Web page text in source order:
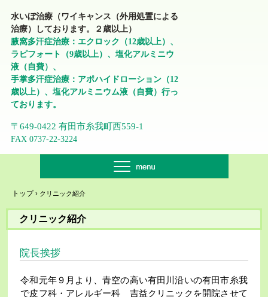
水いぼ治療 （ワイキャンス（外用処置による
治療）しております。２歳以上）
腋窩多汗症治療：エクロック（12歳以上）、
ラピフォート（9歳以上）、塩化アルミニウ
液（自費）、
手掌多汗症治療：アポハイドローション（12
歳以上）、塩化アルミニウム液（自費）行っ
ております。
〒649-0422 有田市糸我町西559-1
FAX 0737-22-3224
トップ › クリニック紹介
クリニック紹介
院長挨拶
令和元年９月より、青空の高い有田川沿いの有田市糸我
で皮フ科・アレルギー科 吉益クリニックを開院させて